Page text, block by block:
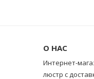
О НАС
Интернет-
люстр с